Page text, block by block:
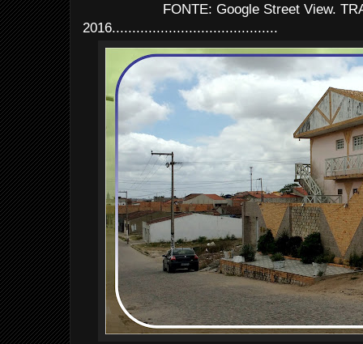
FONTE: Google Street View.
2016.........................................